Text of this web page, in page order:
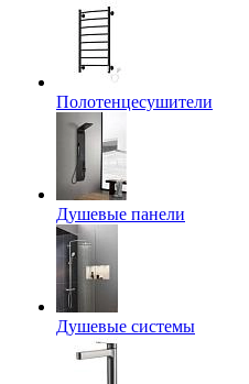
Полотенцесушители
Душевые панели
Душевые системы